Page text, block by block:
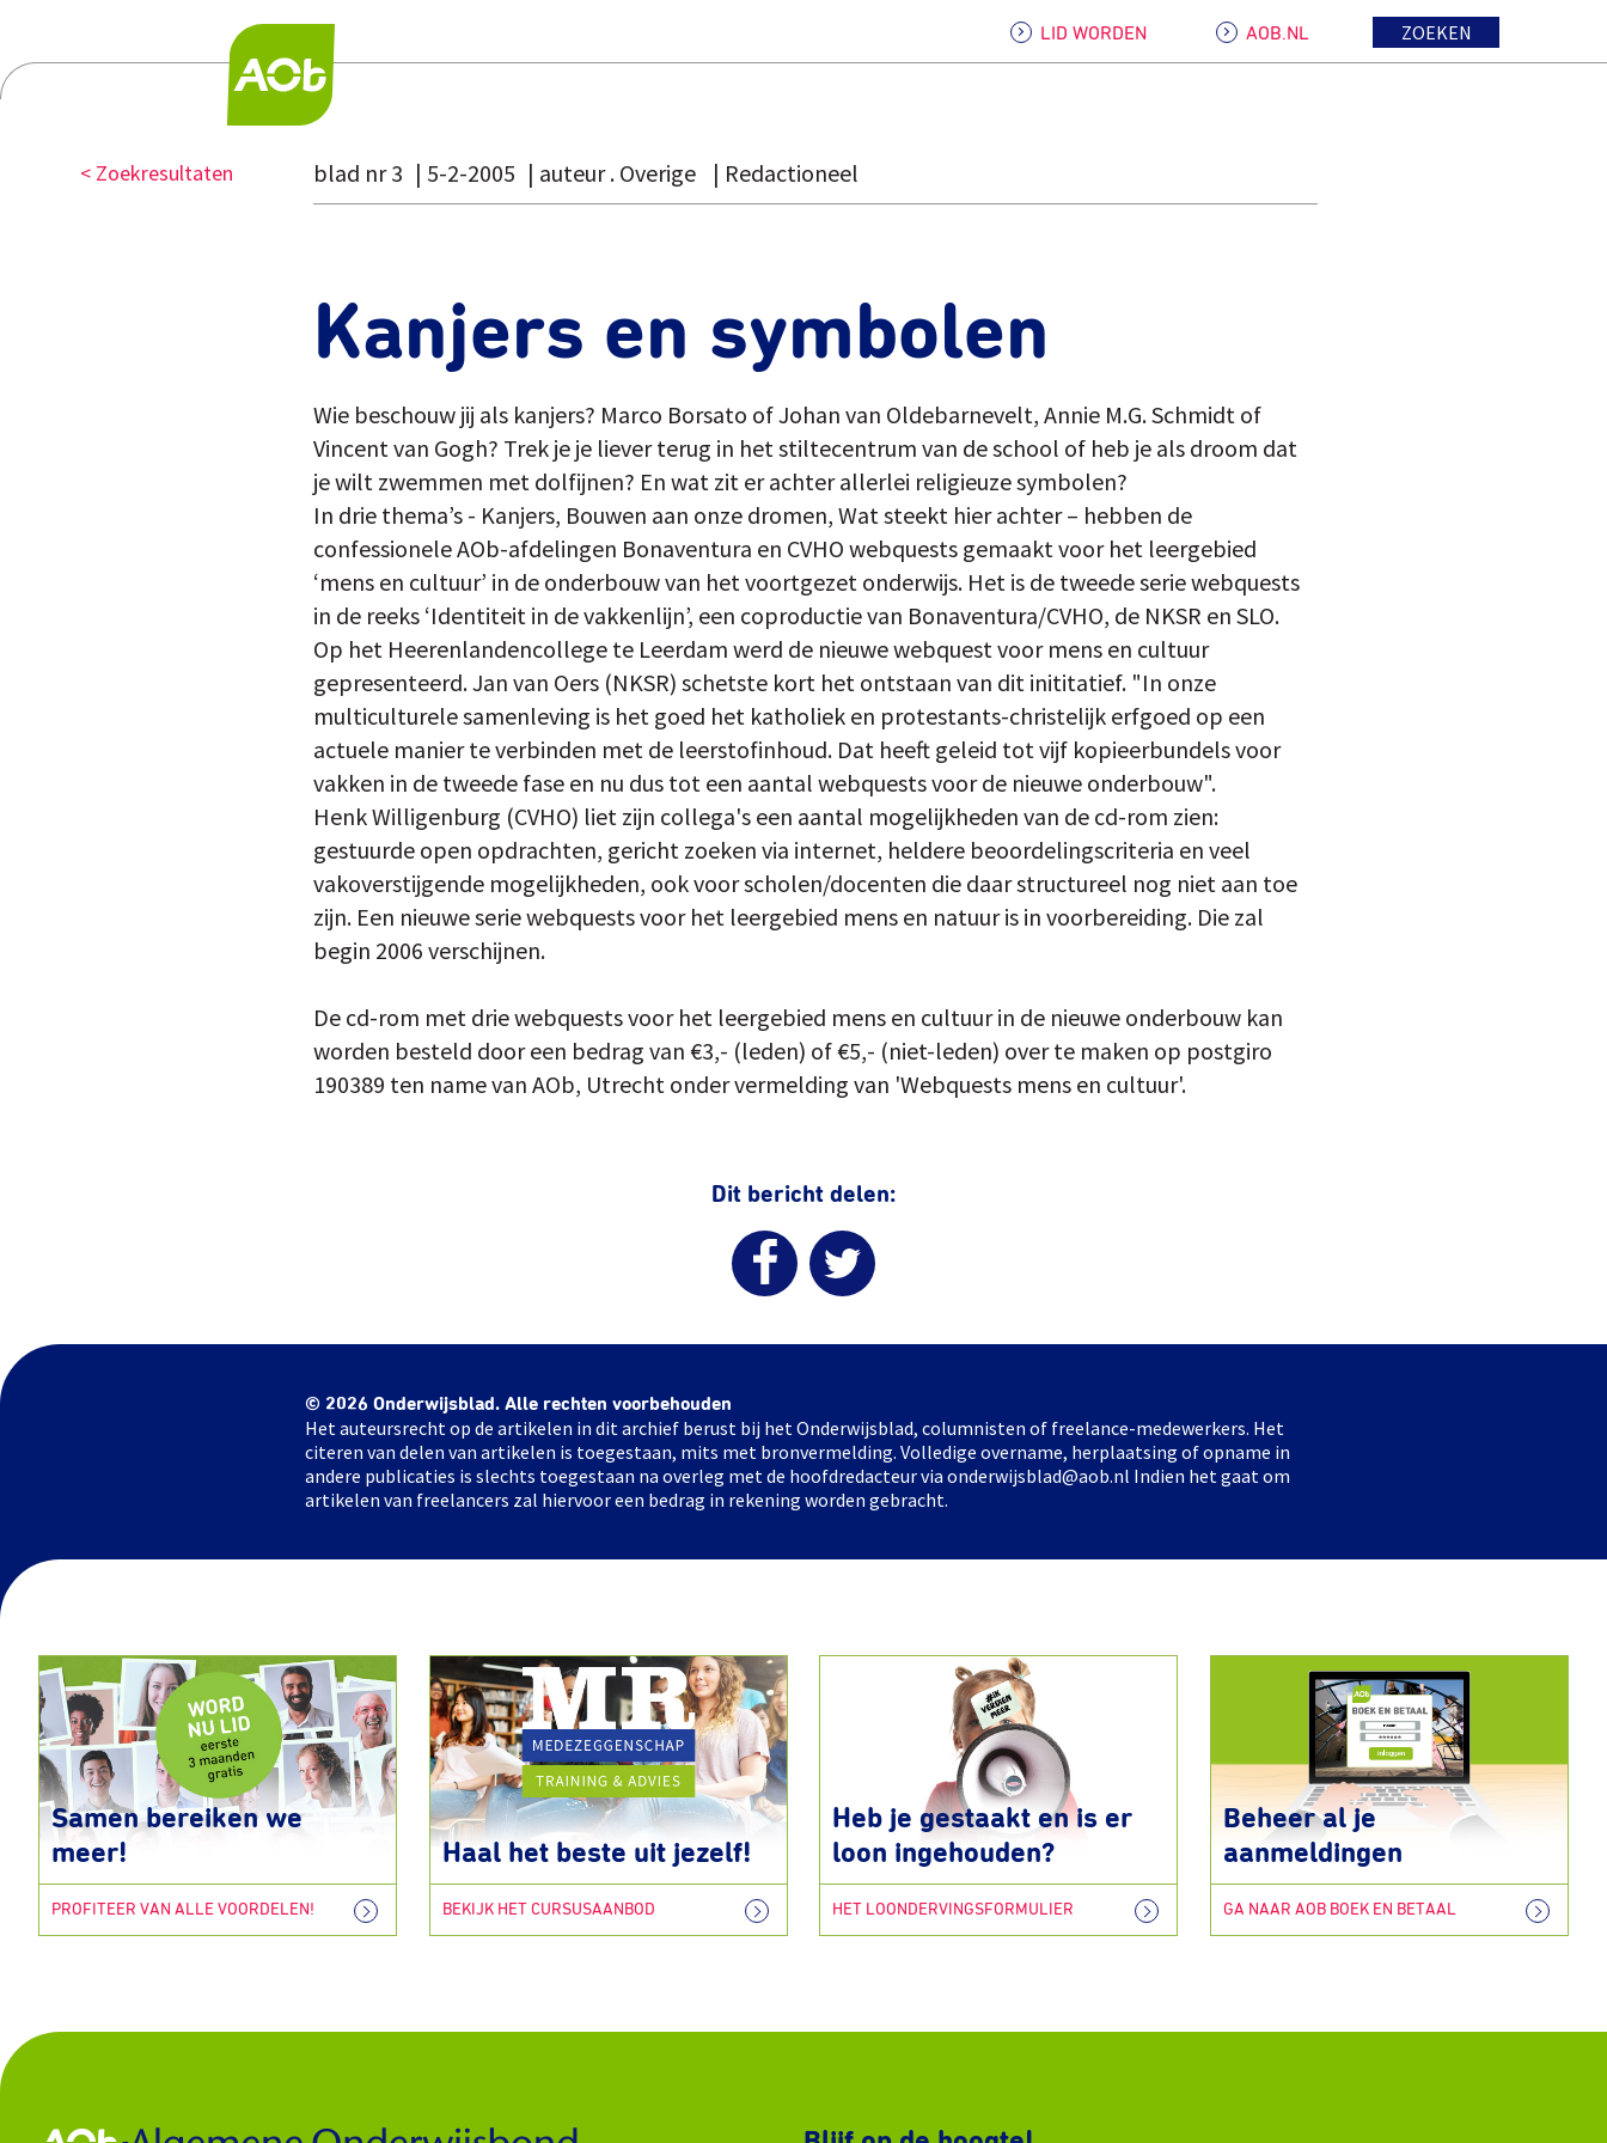
LID WORDEN AOB.NL ZOEKEN
< Zoekresultaten blad nr 3 5-2-2005 auteur . Overige Redactioneel
Kanjers en symbolen
Wie beschouw jij als kanjers? Marco Borsato of Johan van Oldebarnevelt, Annie M.G. Schmidt of
Vincent van Gogh? Trek je je liever terug in het stiltecentrum van de school of heb je als droom dat
je wilt zwemmen met dolfijnen? En wat zit er achter allerlei religieuze symbolen?
In drie thema’s - Kanjers, Bouwen aan onze dromen, Wat steekt hier achter – hebben de
confessionele AOb-afdelingen Bonaventura en CVHO webquests gemaakt voor het leergebied
‘mens en cultuur’ in de onderbouw van het voortgezet onderwijs. Het is de tweede serie webquests
in de reeks ‘Identiteit in de vakkenlijn’, een coproductie van Bonaventura/CVHO, de NKSR en SLO.
Op het Heerenlandencollege te Leerdam werd de nieuwe webquest voor mens en cultuur
gepresenteerd. Jan van Oers (NKSR) schetste kort het ontstaan van dit inititatief. "In onze
multiculturele samenleving is het goed het katholiek en protestants-christelijk erfgoed op een
actuele manier te verbinden met de leerstofinhoud. Dat heeft geleid tot vijf kopieerbundels voor
vakken in de tweede fase en nu dus tot een aantal webquests voor de nieuwe onderbouw".
Henk Willigenburg (CVHO) liet zijn collega's een aantal mogelijkheden van de cd-rom zien:
gestuurde open opdrachten, gericht zoeken via internet, heldere beoordelingscriteria en veel
vakoverstijgende mogelijkheden, ook voor scholen/docenten die daar structureel nog niet aan toe
zijn. Een nieuwe serie webquests voor het leergebied mens en natuur is in voorbereiding. Die zal
begin 2006 verschijnen.
De cd-rom met drie webquests voor het leergebied mens en cultuur in de nieuwe onderbouw kan
worden besteld door een bedrag van €3,- (leden) of €5,- (niet-leden) over te maken op postgiro
190389 ten name van AOb, Utrecht onder vermelding van 'Webquests mens en cultuur'.
Dit bericht delen:
© 2026 Onderwijsblad. Alle rechten voorbehouden
Het auteursrecht op de artikelen in dit archief berust bij het Onderwijsblad, columnisten of freelance-medewerkers. Het
citeren van delen van artikelen is toegestaan, mits met bronvermelding. Volledige overname, herplaatsing of opname in
andere publicaties is slechts toegestaan na overleg met de hoofdredacteur via onderwijsblad@aob.nl Indien het gaat om
artikelen van freelancers zal hiervoor een bedrag in rekening worden gebracht.
Samen bereiken we
meer!
PROFITEER VAN ALLE VOORDELEN!
Haal het beste uit jezelf!
BEKIJK HET CURSUSAANBOD
Heb je gestaakt en is er
loon ingehouden?
HET LOONDERVINGSFORMULIER
Beheer al je
aanmeldingen
GA NAAR AOB BOEK EN BETAAL